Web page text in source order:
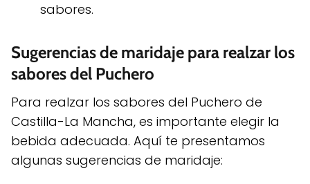
sabores.
Sugerencias de maridaje para realzar los
sabores del Puchero
Para realzar los sabores del Puchero de
Castilla-La Mancha, es importante elegir la
bebida adecuada. Aquí te presentamos
algunas sugerencias de maridaje: